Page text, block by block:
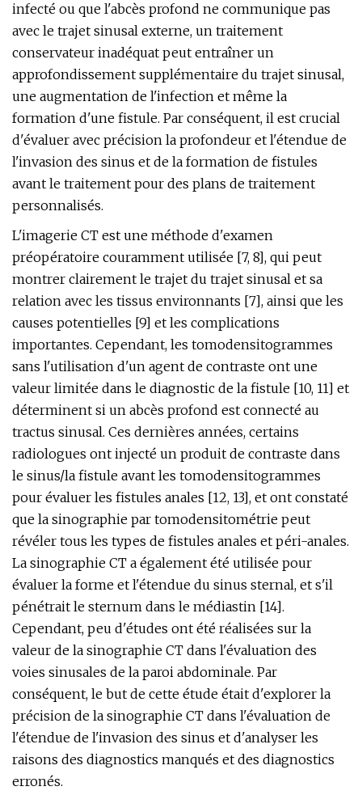
infecté ou que l'abcès profond ne communique pas
avec le trajet sinusal externe, un traitement
conservateur inadéquat peut entraîner un
approfondissement supplémentaire du trajet sinusal,
une augmentation de l'infection et même la
formation d'une fistule. Par conséquent, il est crucial
d'évaluer avec précision la profondeur et l'étendue de
l'invasion des sinus et de la formation de fistules
avant le traitement pour des plans de traitement
personnalisés.
L'imagerie CT est une méthode d'examen
préopératoire couramment utilisée [7, 8], qui peut
montrer clairement le trajet du trajet sinusal et sa
relation avec les tissus environnants [7], ainsi que les
causes potentielles [9] et les complications
importantes. Cependant, les tomodensitogrammes
sans l'utilisation d'un agent de contraste ont une
valeur limitée dans le diagnostic de la fistule [10, 11] et
déterminent si un abcès profond est connecté au
tractus sinusal. Ces dernières années, certains
radiologues ont injecté un produit de contraste dans
le sinus/la fistule avant les tomodensitogrammes
pour évaluer les fistules anales [12, 13], et ont constaté
que la sinographie par tomodensitométrie peut
révéler tous les types de fistules anales et péri-anales.
La sinographie CT a également été utilisée pour
évaluer la forme et l'étendue du sinus sternal, et s'il
pénétrait le sternum dans le médiastin [14].
Cependant, peu d'études ont été réalisées sur la
valeur de la sinographie CT dans l'évaluation des
voies sinusales de la paroi abdominale. Par
conséquent, le but de cette étude était d'explorer la
précision de la sinographie CT dans l'évaluation de
l'étendue de l'invasion des sinus et d'analyser les
raisons des diagnostics manqués et des diagnostics
erronés.